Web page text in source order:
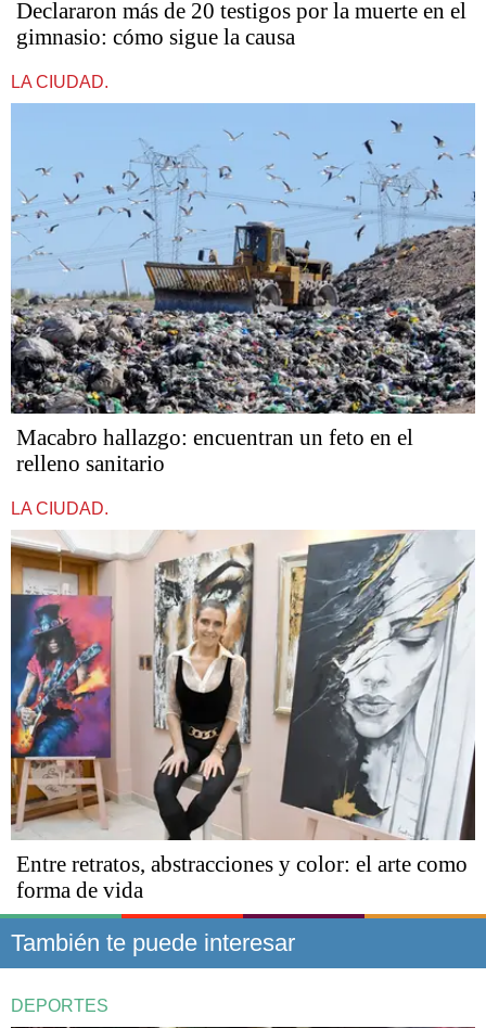
Declararon más de 20 testigos por la muerte en el
gimnasio: cómo sigue la causa
LA CIUDAD.
Macabro hallazgo: encuentran un feto en el
relleno sanitario
LA CIUDAD.
Entre retratos, abstracciones y color: el arte como
forma de vida
También te puede interesar
DEPORTES